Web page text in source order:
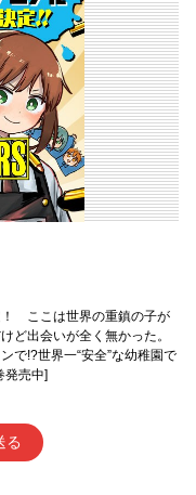
！ ここは世界の重鎮の子が
ど出会いが全く無かった。
で!?世界一“安全”な幼稚園で
発売中]
る